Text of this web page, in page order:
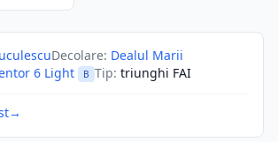
Decolare: Dealul Marii
6 Light B Tip: triunghi FAI
→